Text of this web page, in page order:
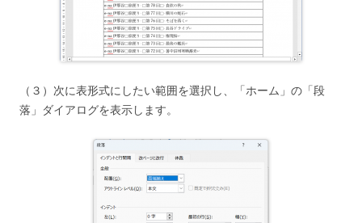
（３）次に表形式にしたい範囲を選択し、「ホーム」の「段
落」ダイアログを表示します。